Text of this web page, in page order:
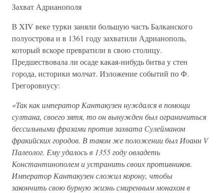
Захват Адрианополя
В XIV веке турки заняли большую часть Балканского
полуострова и в 1361 году захватили Адрианополь,
который вскоре превратили в свою столицу.
Предшествовала ли осаде какая-нибудь битва у стен
города, историки молчат. Изложение событий по Ф.
Грегоровиусу:
«Так как император Кантакузен нуждался в помощи
султана, своего зятя, то он вынужден был ограничиться
бессильными фразами против захвата Сулейманом
фракийских городов. В таком же положении был Иоанн V
Палеолог. Ему удалось в 1355 году овладеть
Константинополем и устранить своих противников.
Император Кантакузен сложил корону, чтобы
закончить свою бурную жизнь смиренным монахом в